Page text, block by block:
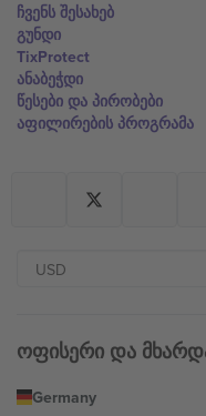
ჩვენს შესახებ
გუნდი
TixProtect
ანაბეჭდი
წესები და პირობები
აფილირების პროგრამა
ოფისერი და
Germany